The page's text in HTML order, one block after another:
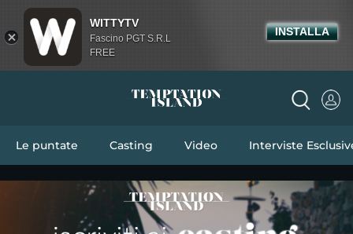
Le puntate Casting Video Interviste
WITTYTV
Fascino PGT S.R.L
FREE
INSTALLA